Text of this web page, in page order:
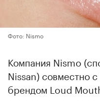
Фото: Nismo
Компания Nismo
Nissan) совместно
брендом Loud